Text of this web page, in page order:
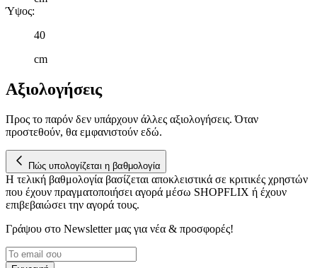
Ύψος:
40
cm
Αξιολογήσεις
Προς το παρόν δεν υπάρχουν άλλες αξιολογήσεις. Όταν
προστεθούν, θα εμφανιστούν εδώ.
Πώς υπολογίζεται η βαθμολογία
Η τελική βαθμολογία βασίζεται αποκλειστικά σε κριτικές χρηστών
που έχουν πραγματοποιήσει αγορά μέσω SHOPFLIX ή έχουν
επιβεβαιώσει την αγορά τους.
Γράψου στο Νewsletter μας για νέα & προσφορές!